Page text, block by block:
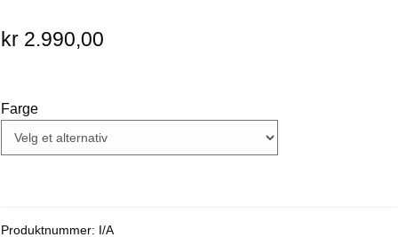
kr 2.990,00
Farge
Produktnummer: I/A